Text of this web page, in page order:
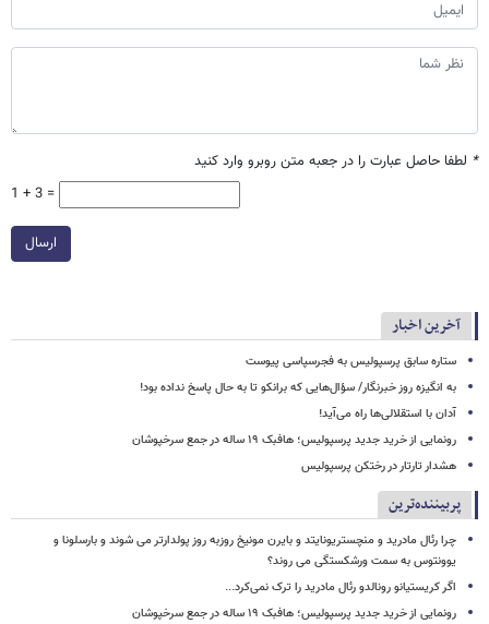
* لطفا حاصل عبارت را در جعبه متن روبرو وارد کنید
1 + 3 =
ارسال
آخرین اخبار
ستاره سابق پرسپولیس به فجرسپاسی پیوست
به انگیزه روز خبرنگار/ سؤال‌هایی که برانکو تا به حال پاسخ نداده بود!
آدان با استقلالی‌ها راه می‌آید!
رونمایی از خرید جدید پرسپولیس؛ هافبک ۱۹ ساله در جمع سرخپوشان
هشدار تارتار در رختکن پرسپولیس
پربیننده‌ترین
چرا رئال مادرید و منچستریونایتد و بایرن مونیخ روزبه روز پولدارتر می شوند و بارسلونا و
یوونتوس به سمت ورشکستگی می روند؟
اگر کریستیانو رونالدو رئال مادرید را ترک نمی‌کرد...
رونمایی از خرید جدید پرسپولیس؛ هافبک ۱۹ ساله در جمع سرخپوشان